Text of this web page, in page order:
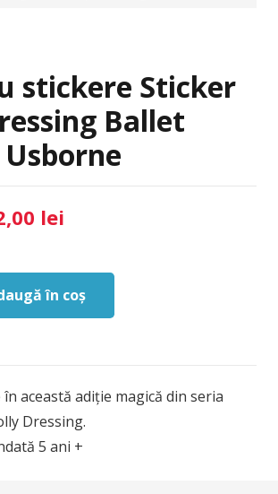
stickere Sticker
Ballet
lei.
lei
este:
52,00 lei.
în coș
această adiție magică din seria
Dressing.
5 ani +